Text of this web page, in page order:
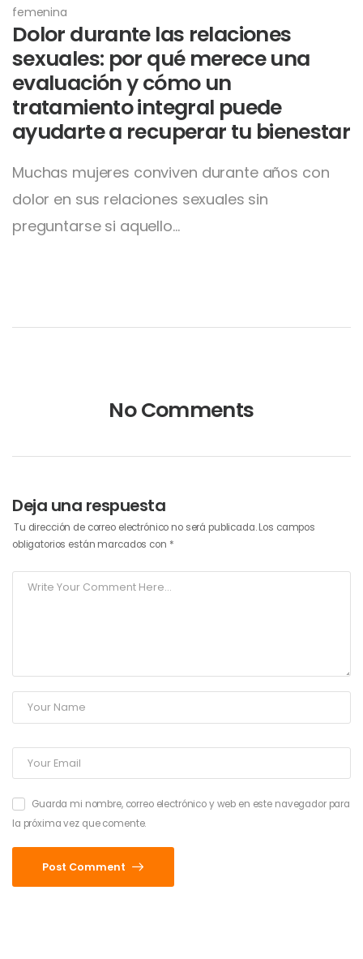
femenina
Dolor durante las relaciones
sexuales: por qué merece una
evaluación y cómo un
tratamiento integral puede
ayudarte a recuperar tu bienestar
Muchas mujeres conviven durante años con
dolor en sus relaciones sexuales sin
preguntarse si aquello…
No Comments
Deja una respuesta
Tu dirección de correo electrónico no será publicada. Los campos
obligatorios están marcados con *
Guarda mi nombre, correo electrónico y web en este navegador para
la próxima vez que comente.
Post Comment